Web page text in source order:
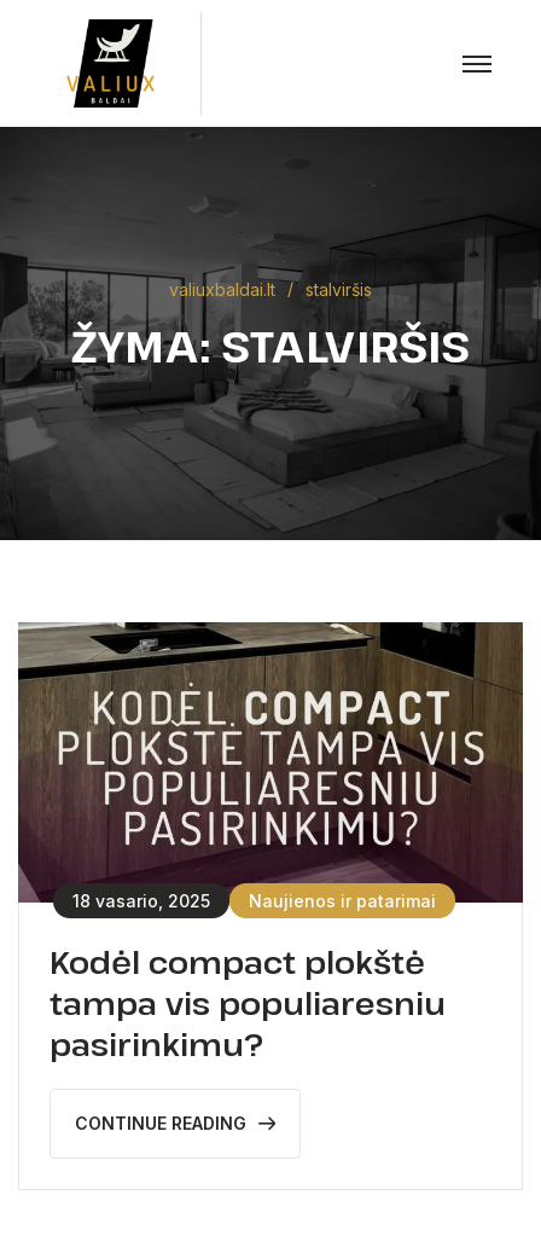
valiuxbaldai.lt stalviršis
ŽYMA:STALVIRŠIS
18 vasario, 2025 Naujienos ir patarimai
Kodėl compact plokštė
tampa vis populiaresniu
pasirinkimu?
CONTINUE READING